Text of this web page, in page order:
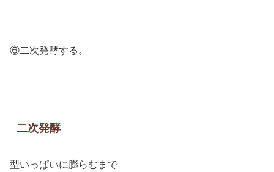
⑥二次発酵する。
二次発酵
型いっぱいに膨らむまで